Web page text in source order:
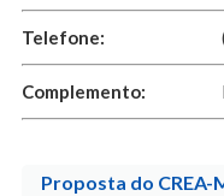
Telefone:
Complemento:
Proposta do CREA-